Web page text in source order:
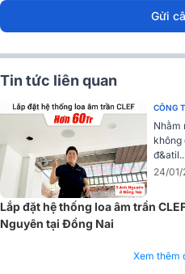
Loa treo tường dBTechnologies
trong một thiết kế duy nhất. Sự
6.5" và loa treble có kích thước
đầy đủ, phản ánh rõ ràng mỗi chi
Gửi
Tin tức liên quan
CÔNG
Nhằm
không
24/
Lắp đặt hệ thống loa âm trần
Nguyên tại Đồng Nai
Xem thêm